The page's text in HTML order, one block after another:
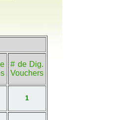
# de Dig.
Vouchers
1